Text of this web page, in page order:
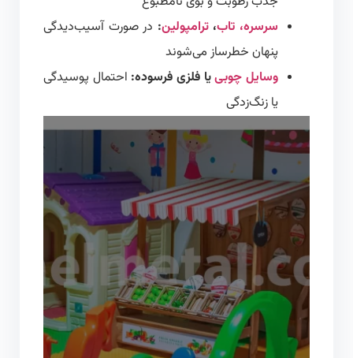
سرسره، تاب،ترامپولین:در صورت آسیب‌دیدگی
پنهان خطرساز می‌شوند
وسایل چوبییا فلزی فرسوده:احتمال پوسیدگی
یا زنگ‌زدگی